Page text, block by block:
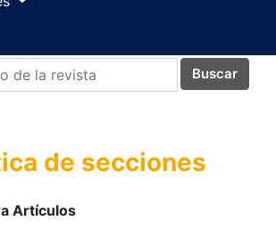
Buscar
de secciones
Artículos